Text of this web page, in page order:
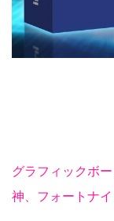
グラフィックボ
神、フォートナ